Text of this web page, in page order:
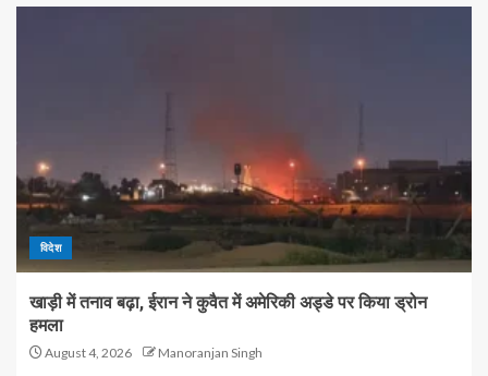
विदेश
खाड़ी में तनाव बढ़ा, ईरान ने कुवैत में अमेरिकी अड्डे पर किया ड्रोन
हमला
August 4, 2026 Manoranjan Singh